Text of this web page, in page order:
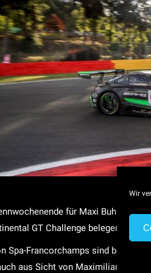
Wir
für Maxi Buhk und
GT Challenge belegen Maxi
Spa-Francorchamps sind bei der
aus Sicht von Maximilian Buhk